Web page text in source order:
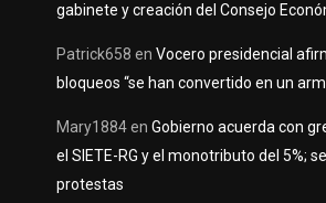
gabinete y creación del Consejo
Patrick658 en Vocero presidencial
bloqueos “se han convertido en un
Mary1884en Gobierno acuerda con
el SIETE-RG y el monotributo del 5%;
protestas